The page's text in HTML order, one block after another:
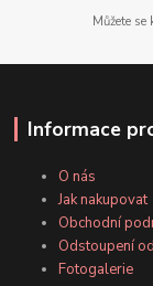
Můžete
Informace
O nás
Jak nakupovat
Obchodní
Odstoupení
Fotogalerie